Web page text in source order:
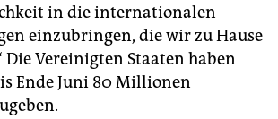
in die internationalen
einzubringen, die wir zu Hause
Die Vereinigten Staaten haben
Ende Juni 80 Millionen